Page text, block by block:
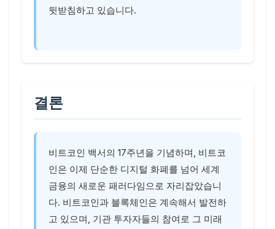
뒷받침하고 있습니다.
결론
비트코인 백서의 17주년을 기념하며, 비트코
인은 이제 단순한 디지털 화폐를 넘어 세계
금융의 새로운 패러다임으로 자리잡았습니
다. 비트코인과 블록체인은 계속해서 발전하
고 있으며, 기관 투자자들의 참여로 그 미래